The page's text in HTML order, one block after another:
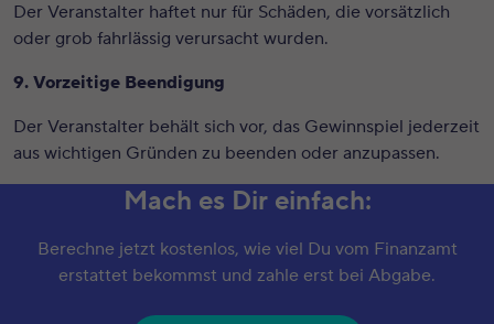
Der Veranstalter haftet nur für Schäden, die vorsätzlich
oder grob fahrlässig verursacht wurden.
9. Vorzeitige Beendigung
Der Veranstalter behält sich vor, das Gewinnspiel jederzeit
aus wichtigen Gründen zu beenden oder anzupassen.
Mach es Dir einfach:
Berechne jetzt kostenlos, wie viel Du vom Finanzamt
erstattet bekommst und zahle erst bei Abgabe.